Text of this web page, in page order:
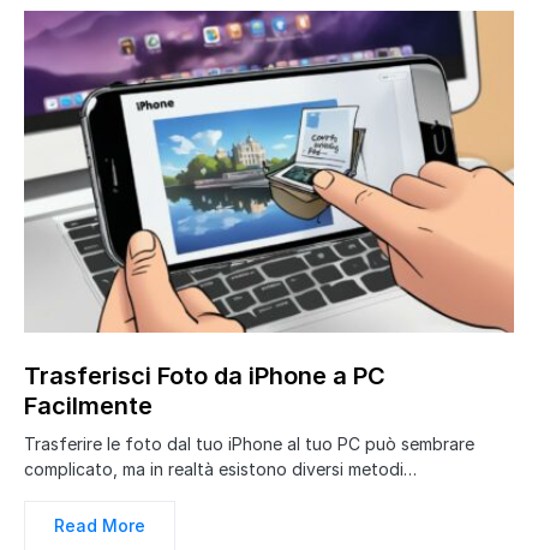
Trasferisci Foto da iPhone a PC
Facilmente
Trasferire le foto dal tuo iPhone al tuo PC può sembrare
complicato, ma in realtà esistono diversi metodi…
Read More